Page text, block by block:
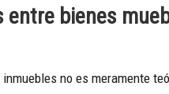
bienes
no es meramente